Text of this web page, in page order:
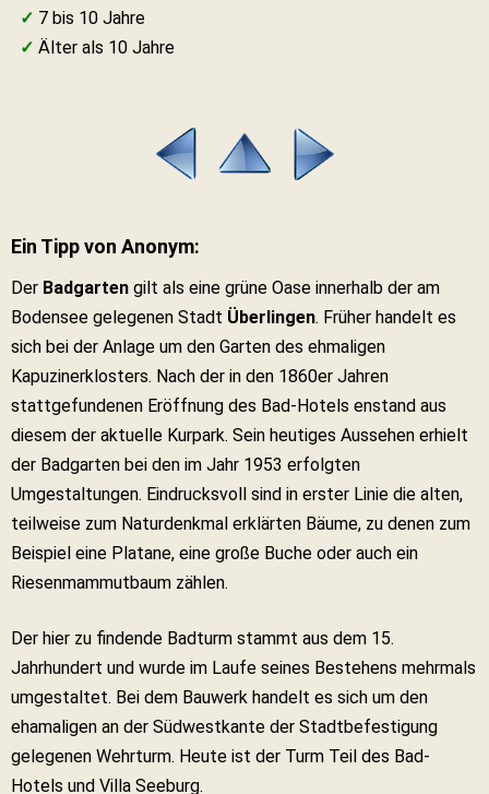
✓ 7 bis 10 Jahre
✓ Älter als 10 Jahre
Ein Tipp von Anonym:
Der Badgarten gilt als eine grüne Oase innerhalb der am
Bodensee gelegenen Stadt Überlingen. Früher handelt es
sich bei der Anlage um den Garten des ehmaligen
Kapuzinerklosters. Nach der in den 1860er Jahren
stattgefundenen Eröffnung des Bad-Hotels enstand aus
diesem der aktuelle Kurpark. Sein heutiges Aussehen erhielt
der Badgarten bei den im Jahr 1953 erfolgten
Umgestaltungen. Eindrucksvoll sind in erster Linie die alten,
teilweise zum Naturdenkmal erklärten Bäume, zu denen zum
Beispiel eine Platane, eine große Buche oder auch ein
Riesenmammutbaum zählen.
Der hier zu findende Badturm stammt aus dem 15.
Jahrhundert und wurde im Laufe seines Bestehens mehrmals
umgestaltet. Bei dem Bauwerk handelt es sich um den
ehamaligen an der Südwestkante der Stadtbefestigung
gelegenen Wehrturm. Heute ist der Turm Teil des Bad-
Hotels und Villa Seeburg.